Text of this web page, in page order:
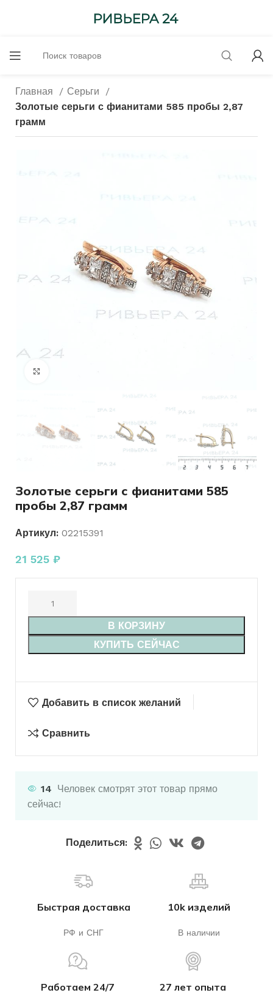
Главная
Серьги
Золотые серьги с фианитами 585 пробы 2,87
грамм
Золотые серьги с фианитами 585
пробы 2,87 грамм
Артикул: 02215391
21 525 ₽
В КОРЗИНУ
КУПИТЬ СЕЙЧАС
Добавить в список желаний
Сравнить
14 Человек смотрят этот товар прямо
сейчас!
Поделиться:
Быстрая доставка
РФ и СНГ
10k изделий
В наличии
Работаем 24/7 27 лет опыта